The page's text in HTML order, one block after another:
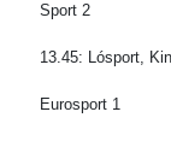
Sport 2
13.45: Lósport,
Eurosport 1